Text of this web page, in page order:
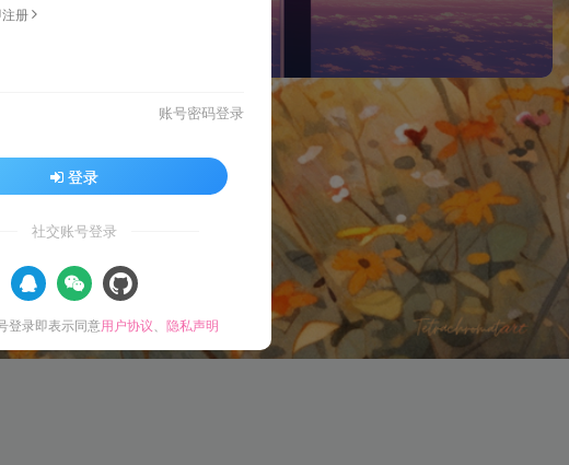
册
账号密码登录
登录
社交账号登录
登录即表示同意用户协议 隐私声明